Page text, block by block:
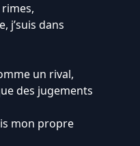
j’suis dans
un rival,
des jugements
mon propre